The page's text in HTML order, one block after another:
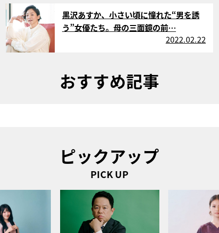
黒沢あすか、小さい頃に憧れた“男を誘
う”女優たち。母の三面鏡の前…
2022.02.22
おすすめ記事
ピックアップ
PICK UP